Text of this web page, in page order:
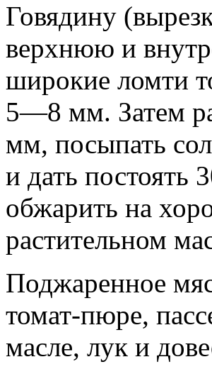
Говядину
верхнюю и
широкие ломти
5—8 мм. Затем
мм, посыпать
и дать постоять
обжарить на
растительном
Поджаренное
томат-пюре,
масле, лук и